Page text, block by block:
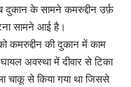
के सामने कमरुद्दीन उर्फ़
सामने आई है।
कमरुद्दीन की दुकान में काम
अवस्था में दीवार से टिका
चाकू से किया गया था जिससे